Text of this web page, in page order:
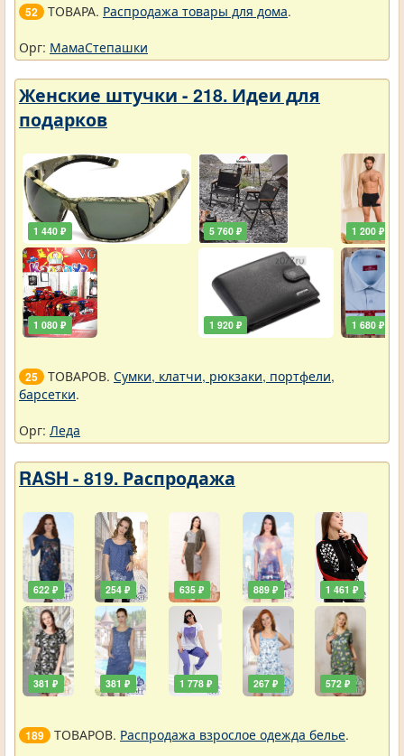
52 ТОВАРА. Распродажа товары для дома.
Орг: МамаСтепашки
Женские штучки - 218. Идеи для
подарков
1 440 ₽
1 080 ₽
5 760 ₽
1 920 ₽
1 200 ₽
1 680 ₽
25 ТОВАРОВ. Сумки, клатчи, рюкзаки, портфели,
барсетки.
Орг: Леда
RASH - 819. Распродажа
622 ₽
381 ₽
254 ₽
381 ₽
635 ₽
1 778 ₽
889 ₽
267 ₽
1 461 ₽
572 ₽
189 ТОВАРОВ. Распродажа взрослое одежда белье.